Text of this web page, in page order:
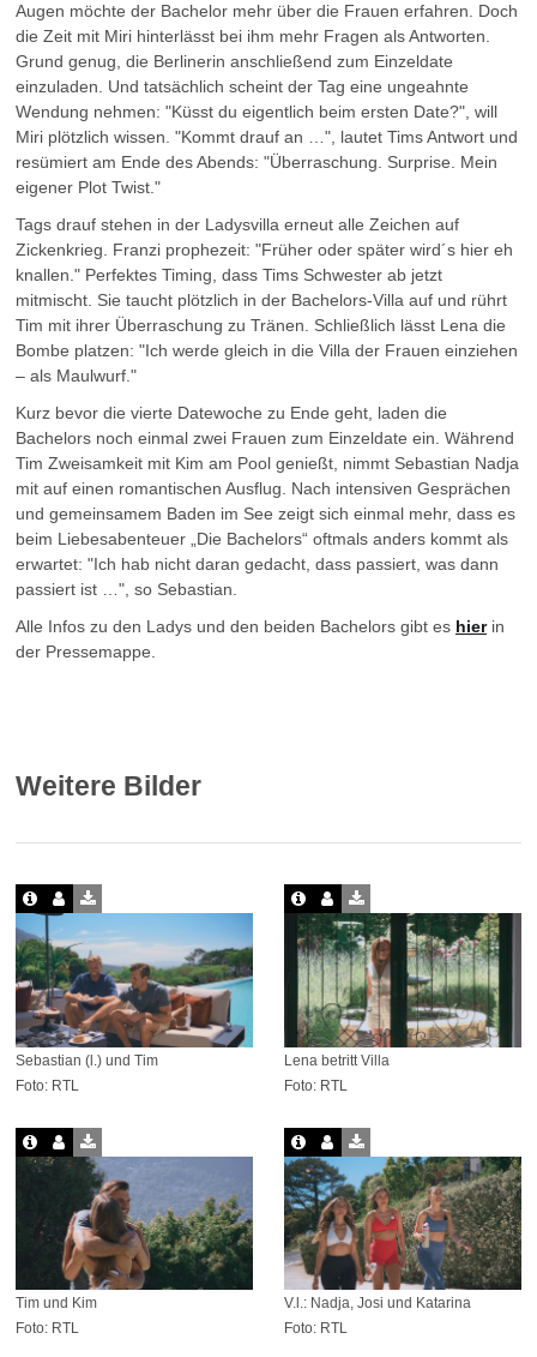
Augen möchte der Bachelor mehr über die Frauen erfahren. Doch
die Zeit mit Miri hinterlässt bei ihm mehr Fragen als Antworten.
Grund genug, die Berlinerin anschließend zum Einzeldate
einzuladen. Und tatsächlich scheint der Tag eine ungeahnte
Wendung nehmen: "Küsst du eigentlich beim ersten Date?", will
Miri plötzlich wissen. "Kommt drauf an …", lautet Tims Antwort und
resümiert am Ende des Abends: "Überraschung. Surprise. Mein
eigener Plot Twist."
Tags drauf stehen in der Ladysvilla erneut alle Zeichen auf
Zickenkrieg. Franzi prophezeit: "Früher oder später wird´s hier eh
knallen." Perfektes Timing, dass Tims Schwester ab jetzt
mitmischt. Sie taucht plötzlich in der Bachelors-Villa auf und rührt
Tim mit ihrer Überraschung zu Tränen. Schließlich lässt Lena die
Bombe platzen: "Ich werde gleich in die Villa der Frauen einziehen
– als Maulwurf."
Kurz bevor die vierte Datewoche zu Ende geht, laden die
Bachelors noch einmal zwei Frauen zum Einzeldate ein. Während
Tim Zweisamkeit mit Kim am Pool genießt, nimmt Sebastian Nadja
mit auf einen romantischen Ausflug. Nach intensiven Gesprächen
und gemeinsamem Baden im See zeigt sich einmal mehr, dass es
beim Liebesabenteuer „Die Bachelors“ oftmals anders kommt als
erwartet: "Ich hab nicht daran gedacht, dass passiert, was dann
passiert ist …", so Sebastian.
Alle Infos zu den Ladys und den beiden Bachelors gibt es hierin
der Pressemappe.
Weitere Bilder
Sebastian (l.) und Tim
Foto: RTL
Lena betritt Villa
Foto: RTL
Tim und Kim
Foto: RTL
V.l.: Nadja, Josi und Katarina
Foto: RTL